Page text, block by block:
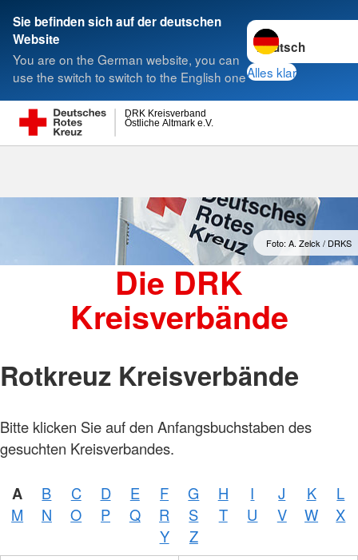
Sie befinden sich auf der deutschen
Website
You are on the German website, you can
use the switch to switch to the English one
Sprache wechseln
Alles klar
Östliche Altmark e.V.
DRK Kreisverband
Suche
Kreisverbände
Foto: A. Zelck / DRKS
Die DRK
Kreisverbände
Rotkreuz Kreisverbände
Bitte klicken Sie auf den Anfangsbuchstaben des
gesuchten Kreisverbandes.
A B C D E F G H I J K
L
M
N O P Q R S T U V W
X
Y
Z